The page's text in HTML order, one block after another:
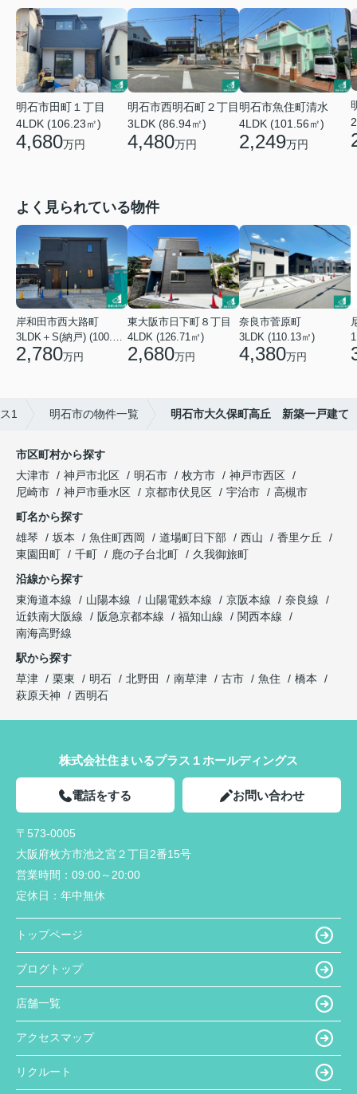
明石市田町１丁目
4LDK (106.23㎡)
4,680万円
明石市西明石町２丁目
3LDK (86.94㎡)
4,480万円
明石市魚住町清水
4LDK (101.56㎡)
2,249万円
よく見られている物件
岸和田市西大路町
2,780万円
東大阪市日下町８丁目
4LDK (126.71㎡)
2,680万円
奈良市菅原町
3LDK (110.13㎡)
4,380万円
1 明石市の物件一覧 明石市大久保町高丘 新築一戸建て
市区町村から探す
大津市
神戸市北区 明石市 枚方市
神戸市西区
尼崎市
神戸市垂水区 京都市伏見区 宇治市
高槻市
町名から探す
雄琴
坂本 魚住町西岡 道場町日下部 西山
香里ケ丘
東園田町
千町 鹿の子台北町
久我御旅町
沿線から探す
東海道本線
山陽本線 山陽電鉄本線 京阪本線
奈良線
近鉄南大阪線
阪急京都本線 福知山線
関西本線
南海高野線
駅から探す
草津
栗東 明石 北野田 南草津 古市 魚住
橋本
萩原天神
西明石
株式会社住まいるプラス１ホールディングス
電話をする お問い合わせ
〒573-0005
大阪府枚方市池之宮２丁目2番15号
営業時間： 09:00～20:00
定休日： 年中無休
トップページ
ブログトップ
店舗一覧
アクセスマップ
リクルート